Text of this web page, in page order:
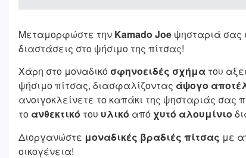
Μεταμορφώστε την Kamado Joe ψησταριά σας
διαστάσεις στο ψήσιμο της πίτσας!
Χάρη στο μοναδικό σφηνοειδές σχήμα του
ψήσιμο πίτσας, διασφαλίζοντας άψογο
ανοιγοκλείνετε το καπάκι της ψησταριάς σας
το ανθεκτικό του υλικό από χυτό αλουμίνιο
Διοργανώστε μοναδικές βραδιές πίτσας με
οικογένεια!